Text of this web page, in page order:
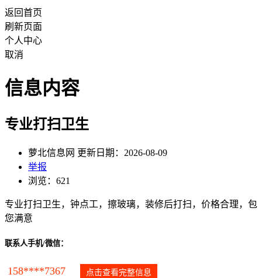
返回首页
刷新页面
个人中心
取消
信息内容
专业打扫卫生
萝北信息网 更新日期：2026-08-09
举报
浏览：621
专业打扫卫生，钟点工，擦玻璃，装修后打扫，价格合理，包
您满意
联系人手机/微信：
158****7367 点击查看完整信息